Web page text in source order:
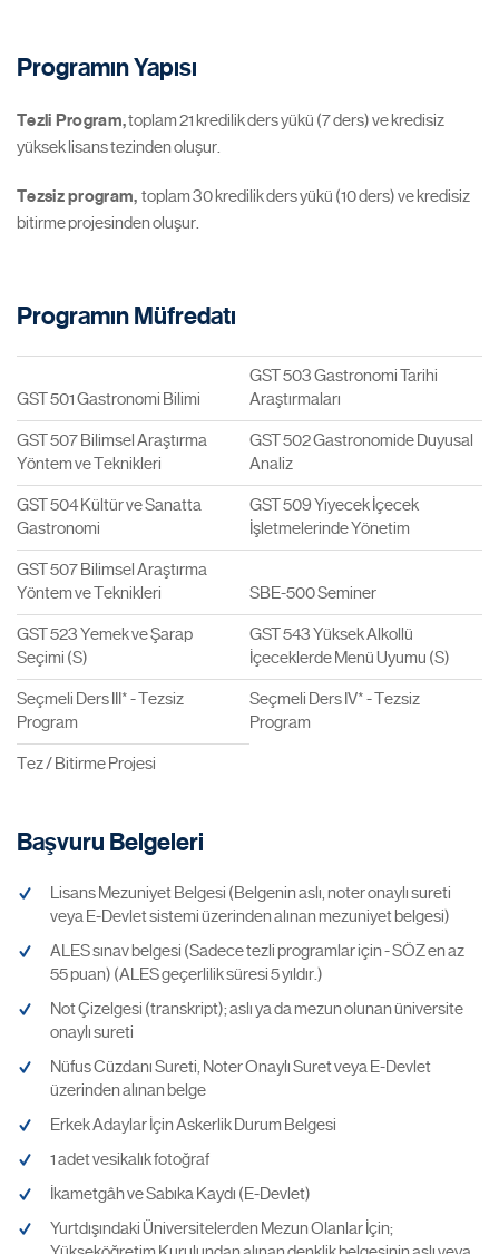
Programın Yapısı
Tezli Program,toplam 21 kredilik ders yükü (7 ders) ve kredisiz
yüksek lisans tezinden oluşur.
Tezsiz program, toplam 30 kredilik ders yükü (10 ders) ve kredisiz
bitirme projesinden oluşur.
Programın Müfredatı
GST 501 Gastronomi Bilimi
GST 503 Gastronomi Tarihi
Araştırmaları
GST 507 Bilimsel Araştırma
Yöntem ve Teknikleri
GST 502 Gastronomide Duyusal
Analiz
GST 504 Kültür ve Sanatta
Gastronomi
GST 509 Yiyecek İçecek
İşletmelerinde Yönetim
GST 507 Bilimsel Araştırma
Yöntem ve Teknikleri
SBE-500 Seminer
GST 523 Yemek ve Şarap
Seçimi (S)
GST 543 Yüksek Alkollü
İçeceklerde Menü Uyumu (S)
Seçmeli Ders III* - Tezsiz
Program
Seçmeli Ders IV* - Tezsiz
Program
Tez / Bitirme Projesi
Başvuru Belgeleri
Lisans Mezuniyet Belgesi (Belgenin aslı, noter onaylı sureti
veya E-Devlet sistemi üzerinden alınan mezuniyet belgesi)
ALES sınav belgesi (Sadece tezli programlar için - SÖZ en az
55 puan) (ALES geçerlilik süresi 5 yıldır.)
Not Çizelgesi (transkript); aslı ya da mezun olunan üniversite
onaylı sureti
Nüfus Cüzdanı Sureti, Noter Onaylı Suret veya E-Devlet
üzerinden alınan belge
Erkek Adaylar İçin Askerlik Durum Belgesi
1 adet vesikalık fotoğraf
İkametgâh ve Sabıka Kaydı (E-Devlet)
Yurtdışındaki Üniversitelerden Mezun Olanlar İçin;